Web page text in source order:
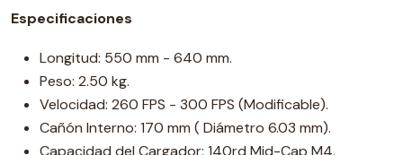
Especificaciones
Longitud: 550 mm - 640 mm.
Peso: 2.50 kg.
Velocidad: 260 FPS - 300 FPS (Modificable).
Cañón Interno: 170 mm ( Diámetro 6.03 mm).
Capacidad del Cargador: 140rd Mid-Cap M4.